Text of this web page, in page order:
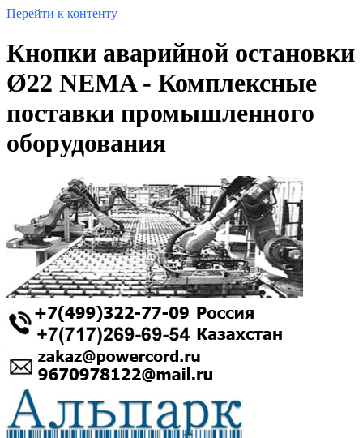
Перейти к контенту
Кнопки аварийной остановки
Ø22 NEMA - Комплексные
поставки промышленного
оборудования